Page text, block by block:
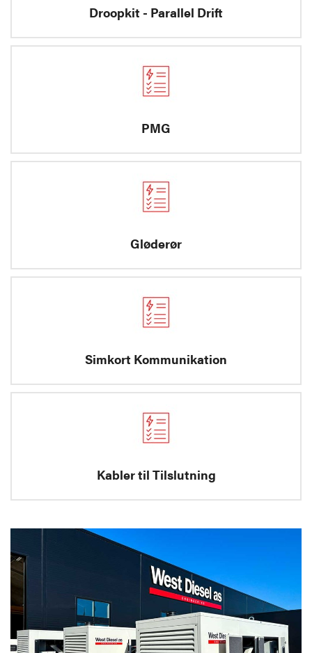
Droopkit - Parallel Drift
PMG
Gløderør
Simkort Kommunikation
Kabler til Tilslutning